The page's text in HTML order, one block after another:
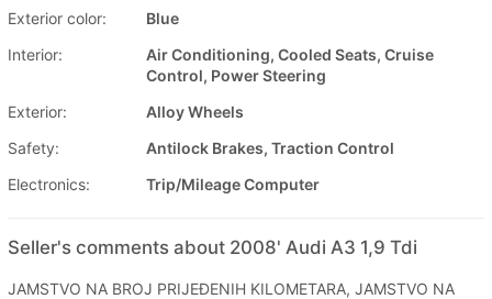
Exterior color:
Blue
Interior:
Air Conditioning, Cooled Seats, Cruise
Control, Power Steering
Exterior:
Alloy Wheels
Safety:
Antilock Brakes, Traction Control
Electronics:
Trip/Mileage Computer
Seller's comments about 2008' Audi A3 1,9 Tdi
JAMSTVO NA BROJ PRIJEĐENIH KILOMETARA, JAMSTVO NA